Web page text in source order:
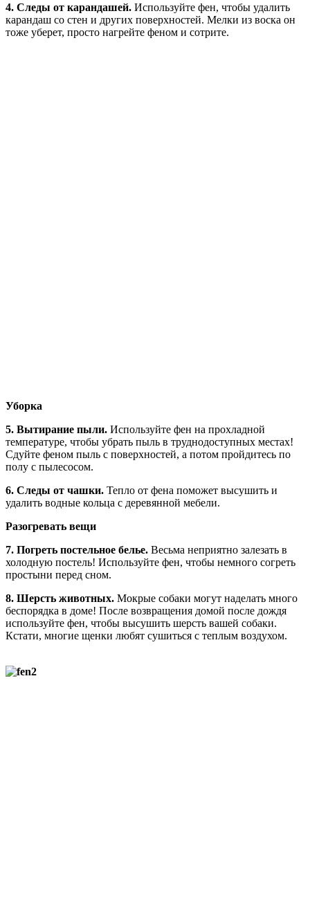
4. Следы от карандашей. Используйте фен, чтобы удалить
карандаш со стен и других поверхностей. Мелки из воска он
тоже уберет, просто нагрейте феном и сотрите.
Уборка
5. Вытирание пыли. Используйте фен на прохладной
температуре, чтобы убрать пыль в труднодоступных местах!
Сдуйте феном пыль с поверхностей, а потом пройдитесь по
полу с пылесосом.
6. Следы от чашки. Тепло от фена поможет высушить и
удалить водные кольца с деревянной мебели.
Разогревать вещи
7. Погреть постельное белье. Весьма неприятно залезать в
холодную постель! Используйте фен, чтобы немного согреть
простыни перед сном.
8. Шерсть животных. Мокрые собаки могут наделать много
беспорядка в доме! После возвращения домой после дождя
используйте фен, чтобы высушить шерсть вашей собаки.
Кстати, многие щенки любят сушиться с теплым воздухом.